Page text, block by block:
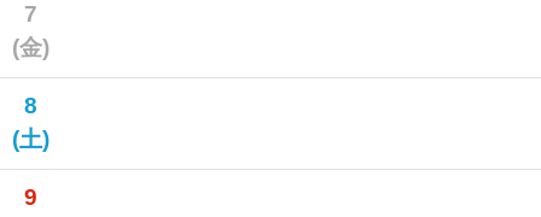
7
(金)
8
(土)
9